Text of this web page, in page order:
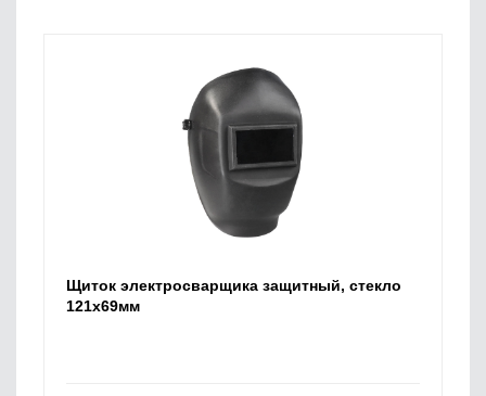
Щиток электросварщика защитный, стекло
121х69мм